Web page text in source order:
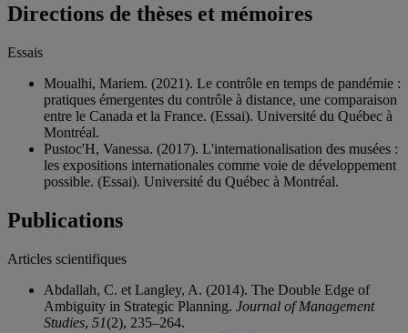
Directions de thèses et mémoires
Essais
Moualhi, Mariem. (2021). Le contrôle en temps de pandémie :
pratiques émergentes du contrôle à distance, une comparaison
entre le Canada et la France. (Essai). Université du Québec à
Montréal.
Pustoc'H, Vanessa. (2017). L'internationalisation des musées :
les expositions internationales comme voie de développement
possible. (Essai). Université du Québec à Montréal.
Publications
Articles scientifiques
Abdallah, C. et Langley, A. (2014). The Double Edge of
Ambiguity in Strategic Planning. Journal of Management
Studies, 51(2), 235–264.